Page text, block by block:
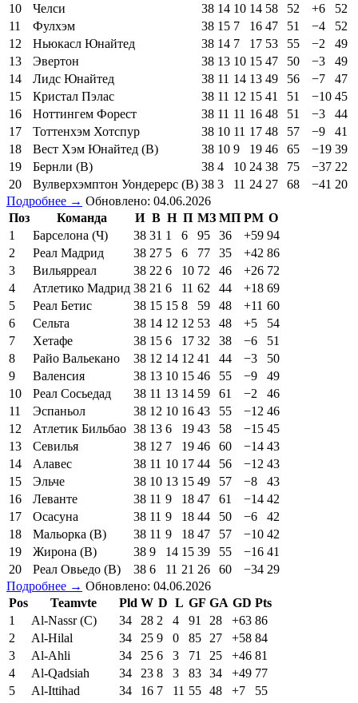
10
Челси 38 14 10 14 58 52 +6
52
11
Фулхэм 38 15 7 16 47 51 −4
52
12
Ньюкасл Юнайтед 38 14 7 17 53 55 −2
49
13
Эвертон 38 13 10 15 47 50 −3
49
14
Лидс Юнайтед 38 11 14 13 49 56 −7
47
15
Кристал Пэлас 38 11 12 15 41 51 −10 45
16
Ноттингем Форест 38 11 11 16 48 51 −3
44
17
Тоттенхэм Хотспур 38 10 11 17 48 57 −9
41
18
Вест Хэм Юнайтед (В) 38 10 9 19 46 65 −19 39
19
Бернли (В) 38 4 10 24 38 75 −37 22
20
Вулверхэмптон Уондерерс (В) 38 3 11 24 27 68 −41 20
Подробнее → Обновлено: 04.06.2026
Поз
Команда И В Н П МЗ МП РМ О
1
Барселона (Ч) 38 31 1 6 95 36 +59 94
2
Реал Мадрид 38 27 5 6 77 35 +42 86
3
Вильярреал 38 22 6 10 72 46 +26 72
4
Атлетико Мадрид 38 21 6 11 62 44 +18 69
5
Реал Бетис 38 15 15 8 59 48 +11 60
6
Сельта 38 14 12 12 53 48 +5
54
7
Хетафе 38 15 6 17 32 38 −6
51
8
Райо Вальекано 38 12 14 12 41 44 −3
50
9
Валенсия 38 13 10 15 46 55 −9
49
10
Реал Сосьедад 38 11 13 14 59 61 −2
46
11
Эспаньол 38 12 10 16 43 55 −12 46
12
Атлетик Бильбао 38 13 6 19 43 58 −15 45
13
Севилья 38 12 7 19 46 60 −14 43
14
Алавес 38 11 10 17 44 56 −12 43
15
Эльче 38 10 13 15 49 57 −8
43
16
Леванте 38 11 9 18 47 61 −14 42
17
Осасуна 38 11 9 18 44 50 −6
42
18
Мальорка (В) 38 11 9 18 47 57 −10 42
19
Жирона (В) 38 9 14 15 39 55 −16 41
20
Реал Овьедо (В) 38 6 11 21 26 60 −34 29
Подробнее → Обновлено: 04.06.2026
Pos
Teamvte Pld W D L GF GA GD Pts
1
Al-Nassr (C) 34 28 2 4 91 28 +63 86
2
Al-Hilal 34 25 9 0 85 27 +58 84
3
Al-Ahli 34 25 6 3 71 25 +46 81
4
Al-Qadsiah 34 23 8 3 83 34 +49 77
5
Al-Ittihad 34 16 7 11 55 48 +7
55